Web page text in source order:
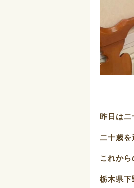
昨日は二
二十歳を
これから
栃木県下